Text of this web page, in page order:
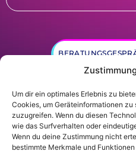
Um dir ein optimales Erlebnis zu
Cookies, um Geräteinformationen
zuzugreifen. Wenn du diesen
wie das Surfverhalten oder
Wenn du deine Zustimmung nicht
bestimmte Merkmale und
© Gründer.de GmbH |